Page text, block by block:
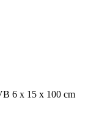
6 x 15 x 100 cm